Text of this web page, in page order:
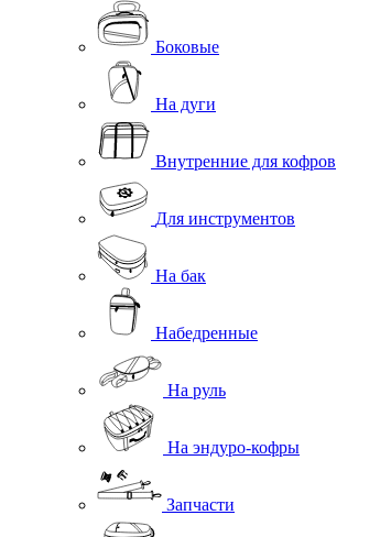
Боковые
На дуги
Внутренние для кофров
Для инструментов
На бак
Набедренные
На руль
На эндуро-кофры
Запчасти